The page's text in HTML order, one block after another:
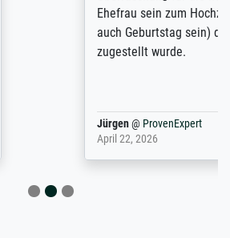
zum Hochzeits- gleichzeitig
sein) doch nach zu Hause